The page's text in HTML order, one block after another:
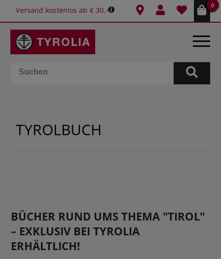
Versand kostenlos ab € 30,-
0
BÜCHER
SPIELE
SCHULE & BÜRO
BUCHTIPPS
TYROLBUCH
BÜCHER RUND UMS THEMA "TIROL"
– EXKLUSIV BEI TYROLIA
ERHÄLTLICH!